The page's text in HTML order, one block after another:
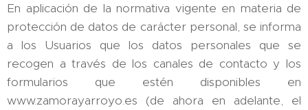
En aplicación de la normativa vigente en materia de
protección de datos de carácter personal, se informa
a los Usuarios que los datos personales que se
recogen a través de los canales de contacto y los
formularios que estén disponibles en
www.zamorayarroyo.es (de ahora en adelante, el